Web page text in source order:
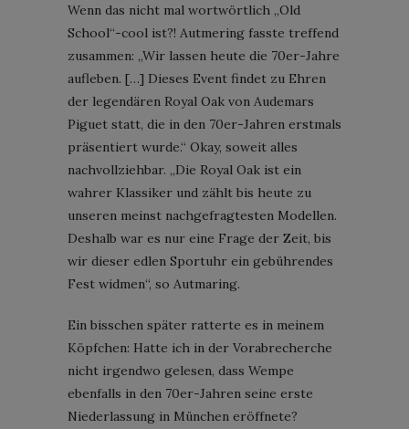
Wenn das nicht mal wortwörtlich „Old
School“-cool ist?! Autmering fasste treffend
zusammen: „Wir lassen heute die 70er-Jahre
aufleben. […] Dieses Event findet zu Ehren
der legendären Royal Oak von Audemars
Piguet statt, die in den 70er-Jahren erstmals
präsentiert wurde.“ Okay, soweit alles
nachvollziehbar. „Die Royal Oak ist ein
wahrer Klassiker und zählt bis heute zu
unseren meinst nachgefragtesten Modellen.
Deshalb war es nur eine Frage der Zeit, bis
wir dieser edlen Sportuhr ein gebührendes
Fest widmen“, so Autmaring.
Ein bisschen später ratterte es in meinem
Köpfchen: Hatte ich in der Vorabrecherche
nicht irgendwo gelesen, dass Wempe
ebenfalls in den 70er-Jahren seine erste
Niederlassung in München eröffnete?